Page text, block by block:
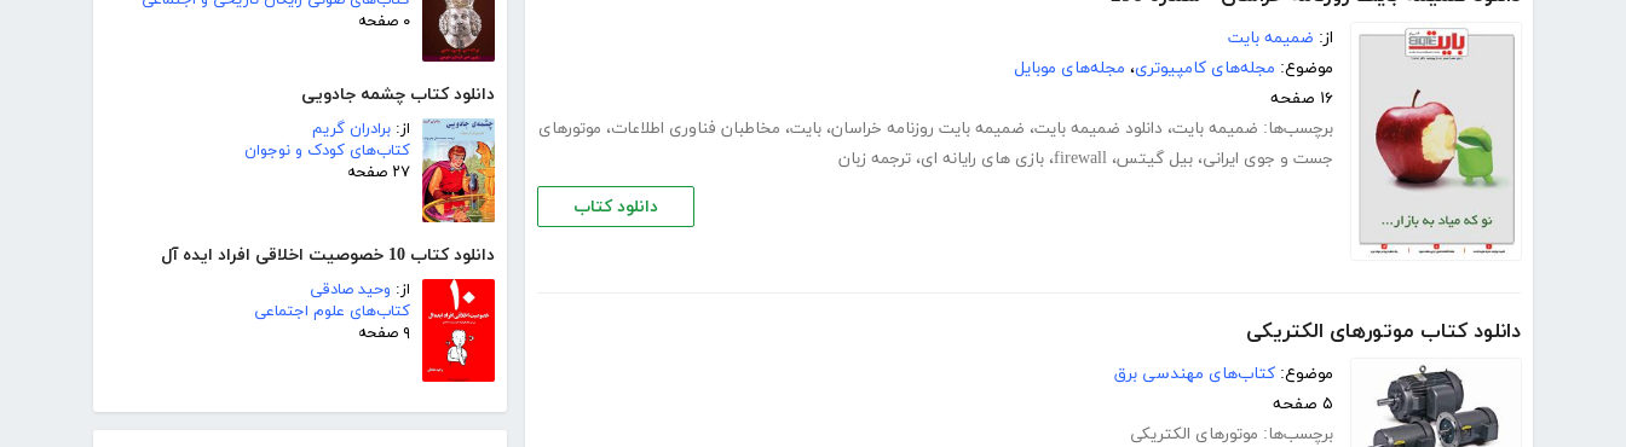
۰ صفحه
دانلود کتاب چشمه جادویی
از: برادران گریم
کتاب‌های کودک و نوجوان
۲۷ صفحه
دانلود کتاب 10 خصوصیت اخلاقی افراد ایده آل
از: وحید صادقی
کتاب‌های علوم اجتماعی
۹ صفحه
از: ضمیمه بایت
موضوع: مجله‌های کامپیوتری، مجله‌های موبایل
۱۶ صفحه
برچسب‌ها: ضمیمه بایت، دانلود ضمیمه بایت، ضمیمه بایت روزنامه خراسان، بایت، مخاطبان فناوری اطلاعات، موتورهای
جست‌ و جوی ایرانی، بیل گیتس، firewall، بازی‌ های رایانه‌ ای، ترجمه زبان
دانلود کتاب
دانلود کتاب موتورهای الکتریکی
موضوع: کتاب‌های مهندسی برق
۵ صفحه
برچسب‌ها: موتورهای الکتریکی